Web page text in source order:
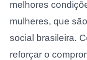
melhores
mulheres, que
social brasileira.
reforçar o